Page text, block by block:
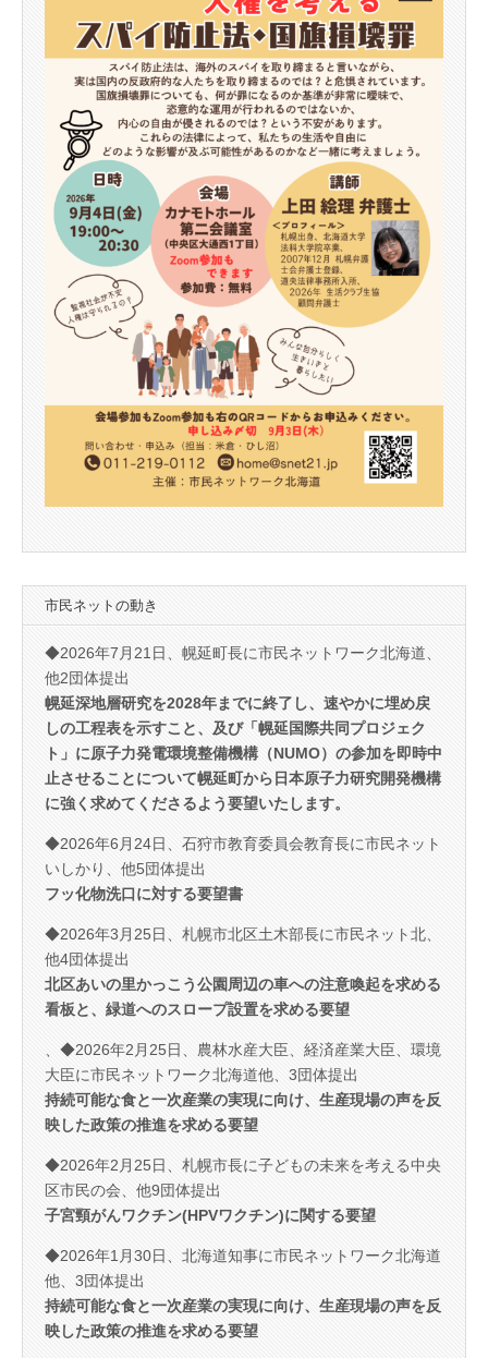
市民ネットの動き
◆2026年7月21日、幌延町長に市民ネットワーク北海道、
他2団体提出
幌延深地層研究を2028年までに終了し、速やかに埋め戻
しの工程表を示すこと、及び「幌延国際共同プロジェク
ト」に原子力発電環境整備機構（NUMO）の参加を即時中
止させることについて幌延町から日本原子力研究開発機構
に強く求めてくださるよう要望いたします。
◆2026年6月24日、石狩市教育委員会教育長に市民ネット
いしかり、他5団体提出
フッ化物洗口に対する要望書
◆2026年3月25日、札幌市北区土木部長に市民ネット北、
他4団体提出
北区あいの里かっこう公園周辺の車への注意喚起を求める
看板と、緑道へのスロープ設置を求める要望
、◆2026年2月25日、農林水産大臣、経済産業大臣、環境
大臣に市民ネットワーク北海道他、3団体提出
持続可能な食と一次産業の実現に向け、生産現場の声を反
映した政策の推進を求める要望
◆2026年2月25日、札幌市長に子どもの未来を考える中央
区市民の会、他9団体提出
子宮頸がんワクチン(HPVワクチン)に関する要望
◆2026年1月30日、北海道知事に市民ネットワーク北海道
他、3団体提出
持続可能な食と一次産業の実現に向け、生産現場の声を反
映した政策の推進を求める要望